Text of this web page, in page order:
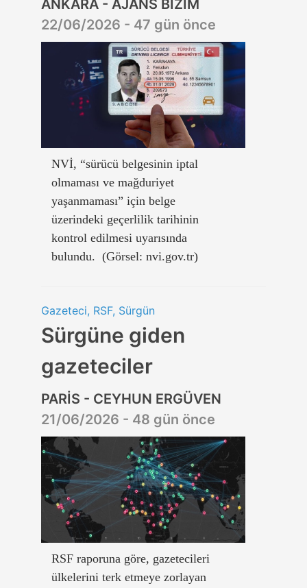
ANKARA - AJANS BİZİM
22/06/2026 - 47 gün önce
NVİ, “sürücü belgesinin iptal
olmaması ve mağduriyet
yaşanmaması” için belge
üzerindeki geçerlilik tarihinin
kontrol edilmesi uyarısında
bulundu. (Görsel: nvi.gov.tr)
Gazeteci, RSF, Sürgün
Sürgüne giden
gazeteciler
PARİS - CEYHUN ERGÜVEN
21/06/2026 - 48 gün önce
RSF raporuna göre, gazetecileri
ülkelerini terk etmeye zorlayan